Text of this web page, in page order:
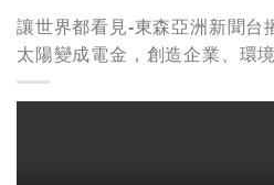
讓世界都看見-東森亞洲新聞台
太陽變成電金，創造企業、環